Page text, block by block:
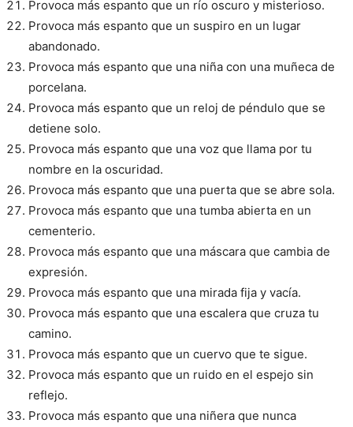
Provoca más espanto que un río oscuro y misterioso.
Provoca más espanto que un suspiro en un lugar
abandonado.
Provoca más espanto que una niña con una muñeca de
porcelana.
Provoca más espanto que un reloj de péndulo que se
detiene solo.
Provoca más espanto que una voz que llama por tu
nombre en la oscuridad.
Provoca más espanto que una puerta que se abre sola.
Provoca más espanto que una tumba abierta en un
cementerio.
Provoca más espanto que una máscara que cambia de
expresión.
Provoca más espanto que una mirada fija y vacía.
Provoca más espanto que una escalera que cruza tu
camino.
Provoca más espanto que un cuervo que te sigue.
Provoca más espanto que un ruido en el espejo sin
reflejo.
Provoca más espanto que una niñera que nunca